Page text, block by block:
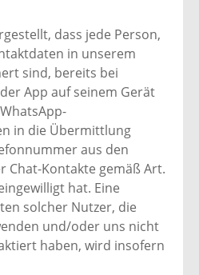
dass jede Person,
in unserem
sind, bereits bei
App auf seinem Gerät
in die Übermittlung
aus den
Chat-Kontakte gemäß Art.
hat. Eine
solcher Nutzer, die
und/oder uns nicht
haben, wird insofern